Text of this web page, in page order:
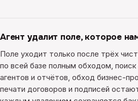
Агент удалит поле, которое
Поле уходит только после трёх
по всей базе полным обходом,
агентов и отчётов, обход бизнес-
печати договоров и подписей